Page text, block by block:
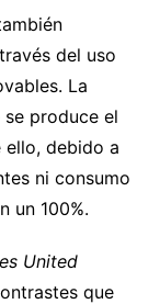
del uso
La
se produce el
ello, debido a
ni consumo
un 100%.
United
que